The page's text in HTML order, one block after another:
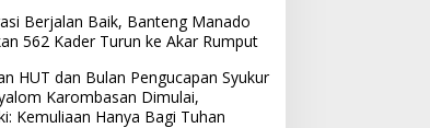
Berjalan Baik, Banteng Manado
562 Kader Turun ke Akar Rumput
HUT dan Bulan Pengucapan Syukur
Karombasan Dimulai,
Kemuliaan Hanya Bagi Tuhan